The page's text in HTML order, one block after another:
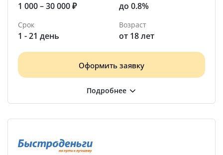
1 000 – 30 000 ₽ до 0.8%
Срок
1 - 21 день
Возраст
от 18 лет
Оформить заявку